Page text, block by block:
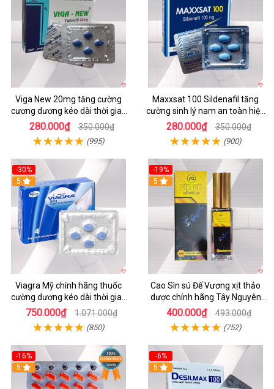
Viga New 20mg tăng cường
cương dương kéo dài thời gian
quan hệ hộp 4 viên
280.000₫ 350.000₫
(995)
Maxxsat 100 Sildenafil tăng
cường sinh lý nam an toàn hiệu
quả
280.000₫ 350.000₫
(900)
-30%
5
Viagra Mỹ chính hãng thuốc
cường dương kéo dài thời gian
cho Nam giới uy tín
750.000₫ 1.071.000₫
(850)
-19%
5
Cao Sìn sú Đế Vương xịt thảo
dược chính hãng Tây Nguyên
hiệu quả tăng cường
400.000₫ 493.000₫
(752)
-16%
5
-6%
5